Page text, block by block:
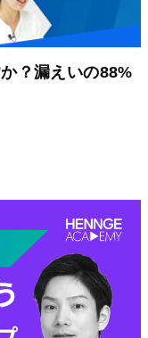
？漏えいの88%